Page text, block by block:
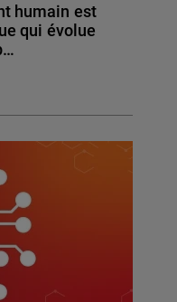
humain est
qui évolue